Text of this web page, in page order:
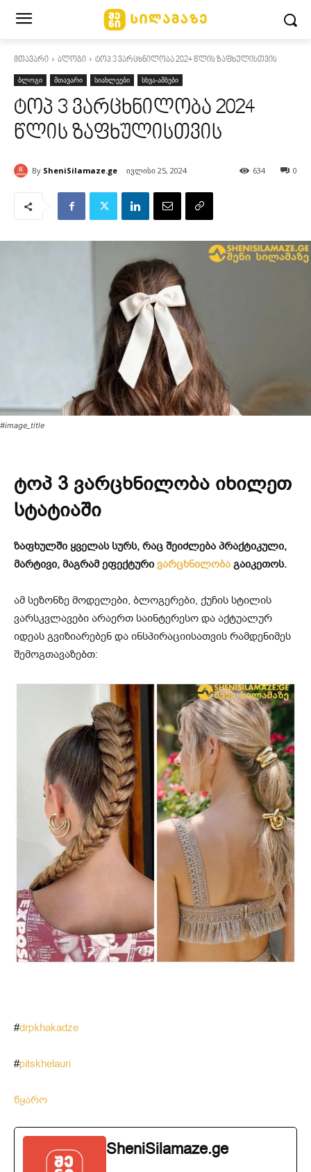
მთავარი ბლოგი ტოპ 3 ვარცხნილობა 2024 წლის ზაფხულისთვის
ბლოგი მთავარი სიახლეები სხვა-ამბები
ტოპ 3 ვარცხნილობა 2024
წლის ზაფხულისთვის
By SheniSilamaze.ge ივლისი 25, 2024 0
634
#image_title
ტოპ 3 ვარცხნილობა იხილეთ
სტატიაში
ზაფხულში ყველას სურს, რაც შეიძლება პრაქტიკული,
მარტივი, მაგრამ ეფექტური ვარცხნილობა გაიკეთოს.
ამ სეზონზე მოდელები, ბლოგერები, ქუჩის სტილის
ვარსკვლავები არაერთ საინტერესო და აქტუალურ
იდეას გვიზიარებენ და ინსპირაციისათვის რამდენიმეს
შემოგთავაზებთ:
#drpkhakadze
#pitskhelauri
წყარო
SheniSilamaze.ge